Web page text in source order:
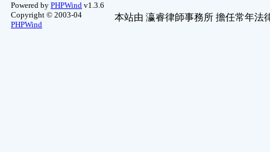
Powered by PHPWind v1.3.6
Copyright © 2003-04
PHPWind
本站由 瀛睿律師事務所 擔任常年法